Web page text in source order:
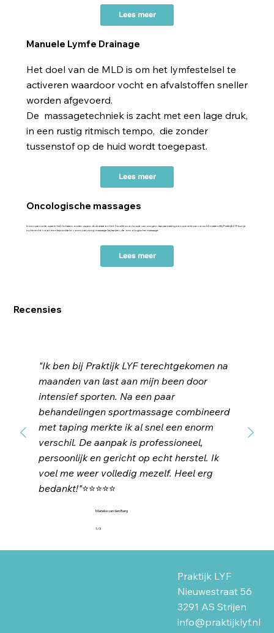
Lees meer
Manuele Lymfe Drainage
Het doel van de MLD is om het lymfestelsel te
activeren waardoor vocht en afvalstoffen sneller
worden afgevoerd.
De massagetechniek is zacht met een lage druk,
in een rustig ritmisch tempo, die zonder
tussenstof op de huid wordt toegepast.
Lees meer
Oncologische massages
In een periode waarin het lichaam onder zware druk staat en het hoofd overloopt van zorgen, kan aanraking een wereld van verschil maken.Bij Praktijk LYF kun je
nu terecht voor een bijzondere vorm van zorg: massage bij kanker, de oncologische massage.
Lees meer
Recensies
"Ik ben bij Praktijk LYF terechtgekomen na
maanden van last aan mijn been door
intensief sporten. Na een paar
behandelingen sportmassage combineerd
met taping merkte ik al snel een enorm
verschil. De aanpak is professioneel,
persoonlijk en gericht op echt herstel. Ik
voel me weer volledig mezelf. Heel erg
bedankt!"⭐⭐⭐⭐⭐
Marieke van den Berg
1/3
Praktijk LYF
Nieuwestraat 56
3291 AS Strijen
info@praktijklyf.nl